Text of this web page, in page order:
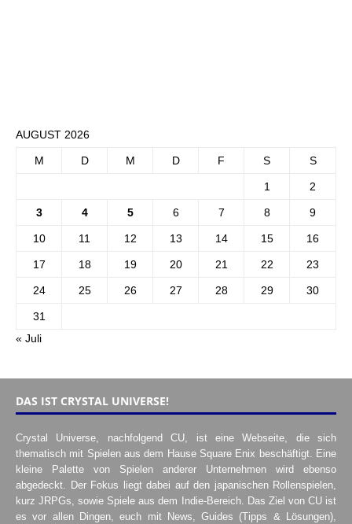
AUGUST 2026
M D M D F S S
1 2
3 4 5 6 7 8 9
10 11 12 13 14 15 16
17 18 19 20 21 22 23
24 25 26 27 28 29 30
31
« Juli
DAS IST CRYSTAL UNIVERSE!
Crystal Universe, nachfolgend CU, ist eine Webseite, die sich
thematisch mit Spielen aus dem Hause Square Enix beschäftigt. Eine
kleine Palette von Spielen anderer Unternehmen wird ebenso
abgedeckt. Der Fokus liegt dabei auf den japanischen Rollenspielen,
kurz JRPGs, sowie Spiele aus dem Indie-Bereich. Das Ziel von CU ist
es vor allen Dingen, euch mit News, Guides (Tipps & Lösungen),